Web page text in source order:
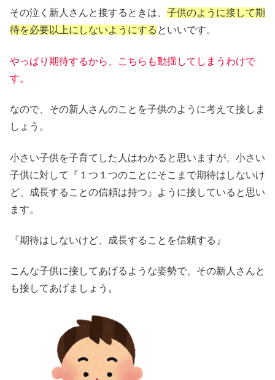
その泣く新人さんと接するときは、 子供のように接して期
待を必要以上にしないようにする といいです。
やっぱり期待するから、こちらも動揺してしまうわけで
す。
なので、その新人さんのことを子供のように考えて接しま
しょう。
小さい子供を子育てした人はわかると思いますが、小さい
子供に対して『１つ１つのことにそこまで期待はしないけ
ど、成長することの信頼は持つ』ように接していると思い
ます。
『期待はしないけど、成長することを信頼する』
こんな子供に接してあげるような姿勢で、その新人さんと
も接してあげましょう。